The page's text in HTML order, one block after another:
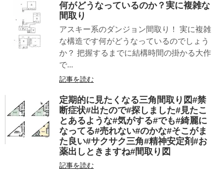
何がどうなっているのか？実に複雑な
間取り
アスキー系のダンジョン間取り！ 実に複雑
な構造です何がどうなっているのでしょう
か？ 把握するまでに結構時間の掛かる大作
で...
記事を読む
定期的に見たくなる三角間取り図#禁
断症状#出たので#探しました#見たこ
とあるような#気がする#でも#綺麗に
なってる#売れない#のかな#そこがま
た良い#サクサク三角#精神安定剤#お
薬出しときますね#間取り図
記事を読む